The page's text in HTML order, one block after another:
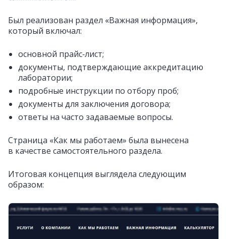
Был реализован раздел «Важная информация»,
который включал:
основной прайс‑лист;
документы, подтверждающие аккредитацию
лаборатории;
подробные инструкции по отбору проб;
документы для заключения договора;
ответы на часто задаваемые вопросы.
Страница «Как мы работаем» была вынесена
в качестве самостоятельного раздела.
Итоговая концепция выглядела следующим
образом: